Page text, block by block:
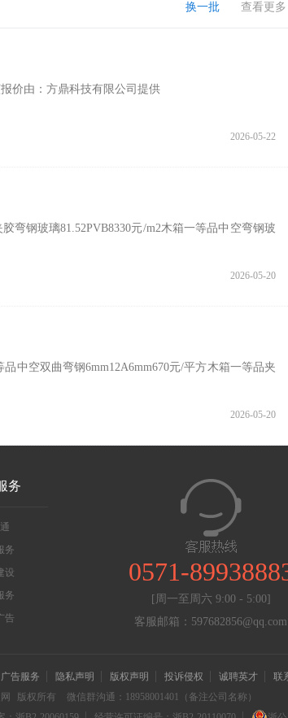
查看更多
换一批
价由：方鼎科技有限公司提供
2026-05-22
弯钢玻璃81.52PVB8330元/m2木箱一等品中空弯钢玻
2026-05-20
中空双曲弯钢6mm12A6mm670元/平方木箱一等品夹
2026-05-20
务
务
设
务
告
0571-
[周一至周六 9:00 - 5:00]
客服邮箱：597682856@qq.com
广告服务 隐私声明 版权声明 投诉侵权 诚聘英才 联
版权所有
微信群沟通：18958001401（备注公司名称）